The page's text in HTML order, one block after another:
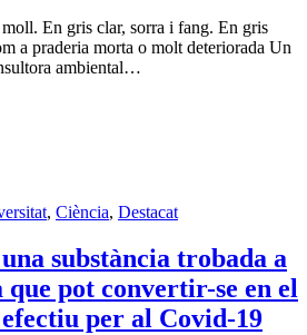
En gris clar, sorra i fang. En gris
a praderia morta o molt deteriorada Un
ambiental…
, Ciència, Destacat
substància trobada a
que pot convertir-se en el
per al Covid-19